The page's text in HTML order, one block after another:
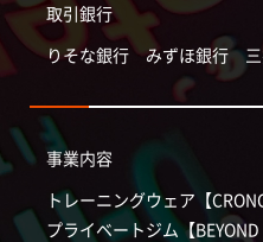
取引銀行
りそな銀行 みずほ銀行 三
事業内容
トレーニングウェア【
プライベートジム【